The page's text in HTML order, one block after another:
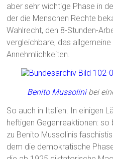
aber sehr wichtige Phase in
der die Menschen Rechte
Wahlrecht, den 8-Stunden-
vergleichbare, das
Annehmlichkeiten.
Benito Mussolinibei
So auch in Italien. In einigen
heftigen Gegenreaktionen:
zu Benito Mussolinis
dem die demokratische